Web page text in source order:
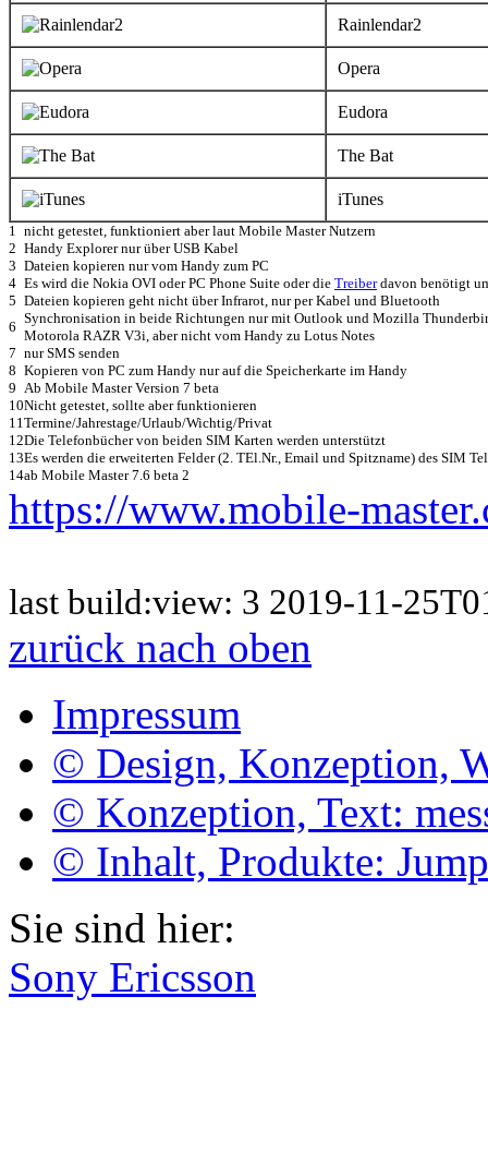
Rainlendar2
Opera
Eudora
The Bat
iTunes
1 nicht getestet, funktioniert aber laut Mobile Master Nutzern
2 Handy Explorer nur über USB Kabel
3 Dateien kopieren nur vom Handy zum PC
4 Es wird die Nokia OVI oder PC Phone Suite oder die Treiberdavon benötigt
5 Dateien kopieren geht nicht über Infrarot, nur per Kabel und Bluetooth
6
Synchronisation in beide Richtungen nur mit Outlook und Mozilla
Motorola RAZR V3i, aber nicht vom Handy zu Lotus Notes
7 nur SMS senden
8 Kopieren von PC zum Handy nur auf die Speicherkarte im Handy
9 Ab Mobile Master Version 7 beta
10Nicht getestet, sollte aber funktionieren
11Termine/Jahrestage/Urlaub/Wichtig/Privat
12Die Telefonbücher von beiden SIM Karten werden unterstützt
13Es werden die erweiterten Felder (2. TEl.Nr., Email und Spitzname) des SIM
14ab Mobile Master 7.6 beta 2
https://www.mobile-
last build:view: 3 2019-11-
zurück nach oben
Impressum
© Design, Konzeption,
© Konzeption, Text:
© Inhalt, Produkte:
Sie sind hier:
Sony Ericsson